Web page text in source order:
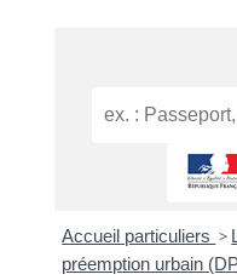
Accueil particuliers >
préemption urbain